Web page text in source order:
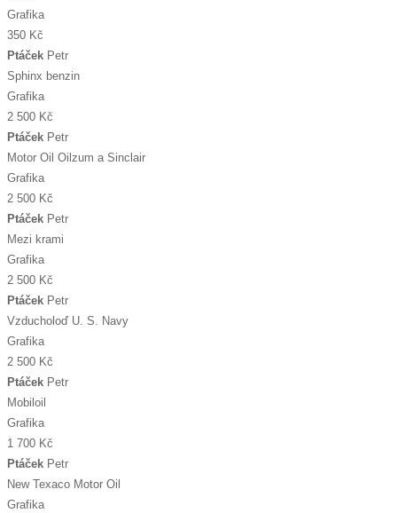
Grafika
350 Kč
Ptáček Petr
Sphinx benzin
Grafika
2 500 Kč
Ptáček Petr
Motor Oil Oilzum a Sinclair
Grafika
2 500 Kč
Ptáček Petr
Mezi krami
Grafika
2 500 Kč
Ptáček Petr
Vzducholoď U. S. Navy
Grafika
2 500 Kč
Ptáček Petr
Mobiloil
Grafika
1 700 Kč
Ptáček Petr
New Texaco Motor Oil
Grafika